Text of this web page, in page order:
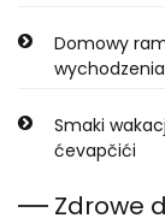
Domowy
Smaki
ćevapčići
Zdrowe